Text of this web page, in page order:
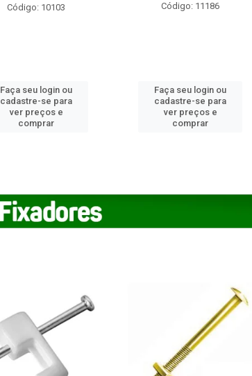
Código: 10103
Faça seu login ou
cadastre-se para
ver preços e
comprar
Código: 11186
Faça seu login ou
cadastre-se para
ver preços e
comprar